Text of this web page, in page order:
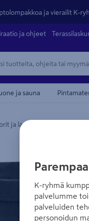
ja vierailit K-
ja ohjeet
ja sauna
ja laatikot
kuvaus -
K-ryhmä
palvelumme
palveluiden
personoidun